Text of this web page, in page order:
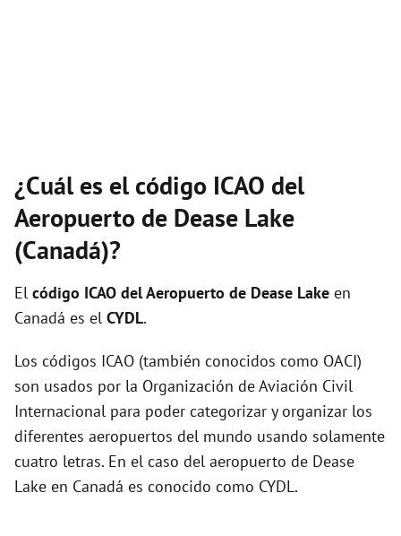
¿Cuál es el código ICAO del
Aeropuerto de Dease Lake
(Canadá)?
El código ICAO delAeropuerto de Dease Lake en
Canadá es el CYDL.
Los códigos ICAO (también conocidos como OACI)
son usados por la Organización de Aviación Civil
Internacional para poder categorizar y organizar los
diferentes aeropuertos del mundo usando solamente
cuatro letras. En el caso del aeropuerto de Dease
Lake en Canadá es conocido como CYDL.